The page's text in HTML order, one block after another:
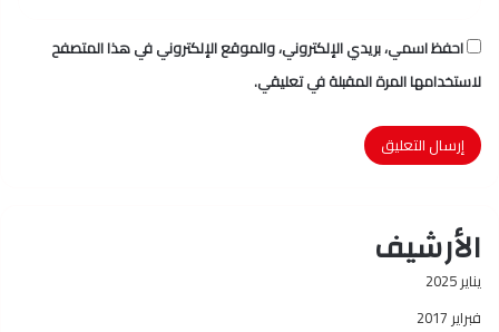
احفظ اسمي، بريدي الإلكتروني، والموقع الإلكتروني في هذا المتصفح
لاستخدامها المرة المقبلة في تعليقي.
الأرشيف
يناير 2025
فبراير 2017